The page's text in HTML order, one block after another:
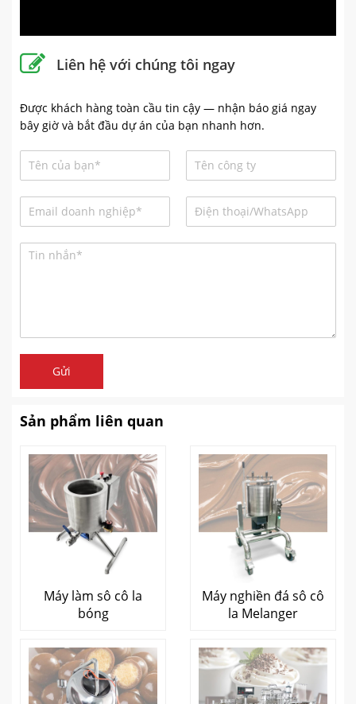
Liên hệ với chúng tôi ngay
Được khách hàng toàn cầu tin cậy — nhận báo giá ngay
bây giờ và bắt đầu dự án của bạn nhanh hơn.
Gửi
Sản phẩm liên quan
Máy làm sô cô la
bóng
Máy nghiền đá sô cô
la Melanger